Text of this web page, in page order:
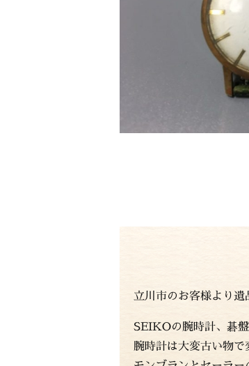
立川市のお客様より遺
SEIKOの腕時計、碁
腕時計は大変古い物